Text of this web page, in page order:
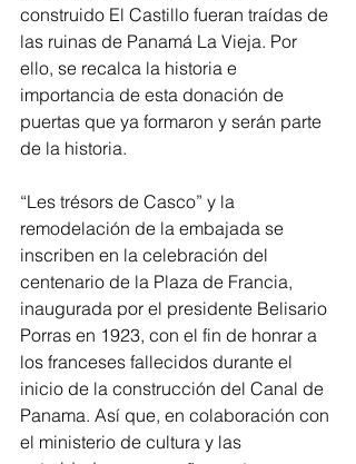
construido El Castillo fueran traídas de
las ruinas de Panamá La Vieja. Por
ello, se recalca la historia e
importancia de esta donación de
puertas que ya formaron y serán parte
de la historia.
“Les trésors de Casco” y la
remodelación de la embajada se
inscriben en la celebración del
centenario de la Plaza de Francia,
inaugurada por el presidente Belisario
Porras en 1923, con el fin de honrar a
los franceses fallecidos durante el
inicio de la construcción del Canal de
Panama. Así que, en colaboración con
el ministerio de cultura y las